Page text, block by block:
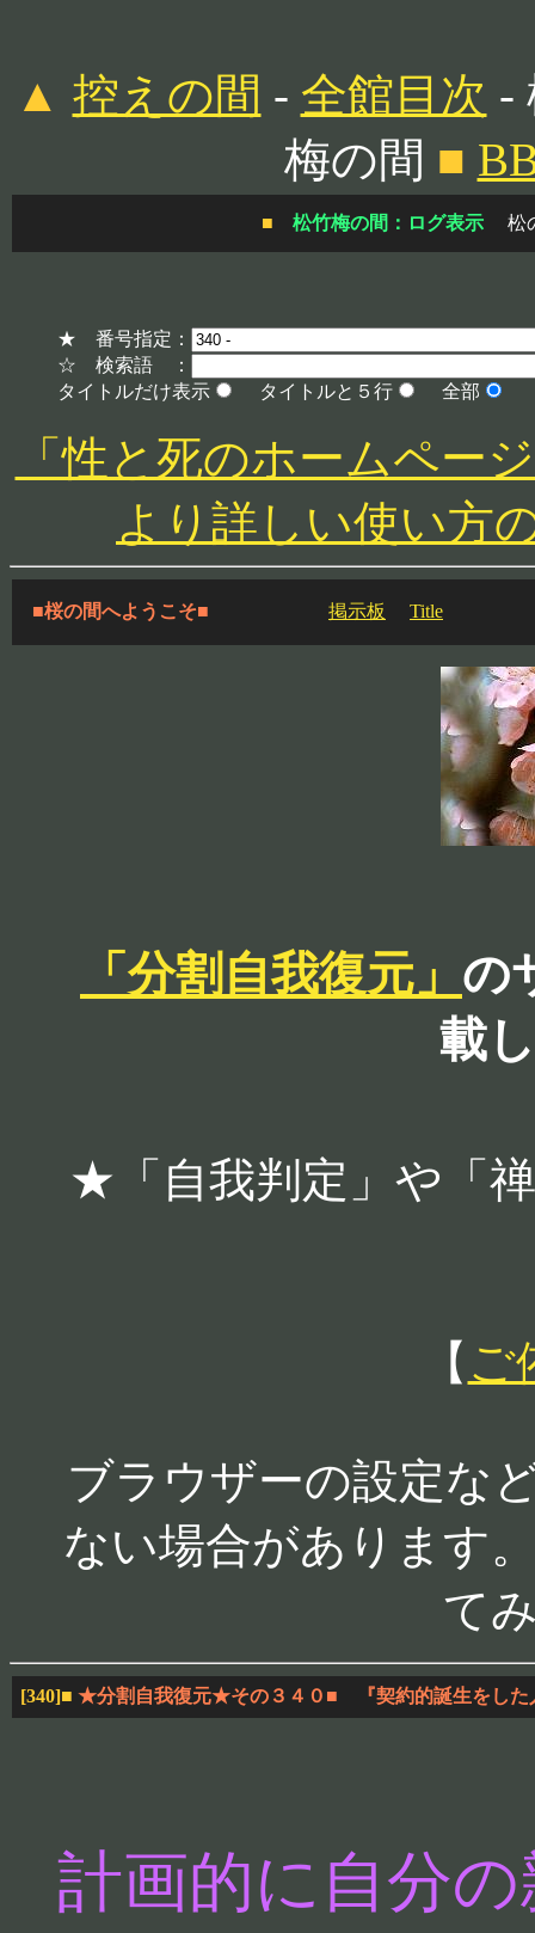
▲ 控えの間 - 全館目次 -
梅の間 ■
■ 松竹梅の間：ログ表示 松
★ 番号指定：
☆ 検索語 ：
タイトルだけ表示
タイトルと５行 全部
「性と死のホームペー
より詳しい使い方
■桜の間へようこそ■ 掲示板 Title
「分割自我復元」 の
載
★「自我判定」や「
【 ご
ブラウザーの設定な
ない場合があります
て
[340]■ ★分割自我復元★その３４０■ 『契約的誕生をした
計画的に自分